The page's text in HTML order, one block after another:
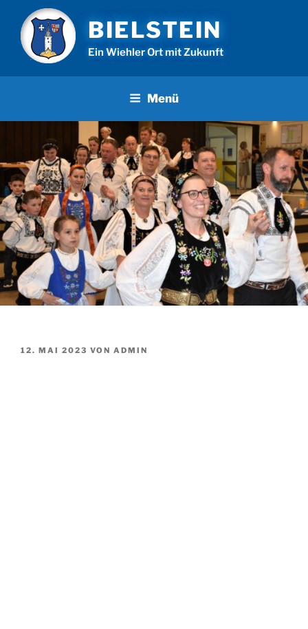
Inhalt
springen
BIELSTEIN
Ein Wiehler Ort mit Zukunft
Menü
VERÖFFENTLICHT
12. MAI 2023 VON ADMIN